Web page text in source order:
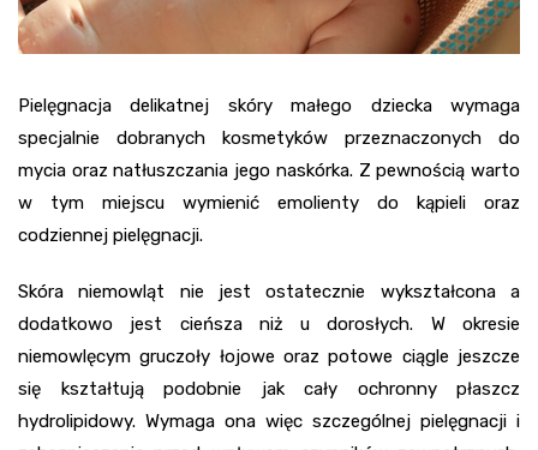
Pielęgnacja delikatnej skóry małego dziecka wymaga
specjalnie dobranych kosmetyków przeznaczonych do
mycia oraz natłuszczania jego naskórka. Z pewnością warto
w tym miejscu wymienić emolienty do kąpieli oraz
codziennej pielęgnacji.
Skóra niemowląt nie jest ostatecznie wykształcona a
dodatkowo jest cieńsza niż u dorosłych. W okresie
niemowlęcym gruczoły łojowe oraz potowe ciągle jeszcze
się kształtują podobnie jak cały ochronny płaszcz
hydrolipidowy. Wymaga ona więc szczególnej pielęgnacji i